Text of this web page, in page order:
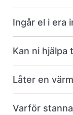
Ingår el i era
Kan ni hjälpa
Låter en
Varför